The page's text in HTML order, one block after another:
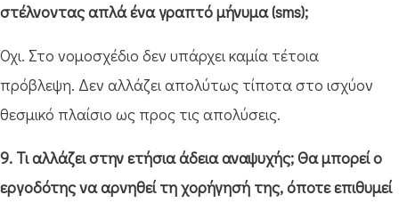
στέλνοντας απλά ένα γραπτό μήνυμα (sms);
Όχι. Στο νομοσχέδιο δεν υπάρχει καμία τέτοια
πρόβλεψη. Δεν αλλάζει απολύτως τίποτα στο ισχύον
θεσμικό πλαίσιο ως προς τις απολύσεις.
9. Τι αλλάζει στην ετήσια άδεια αναψυχής; Θα μπορεί ο
εργοδότης να αρνηθεί τη χορήγησή της, όποτε επιθυμεί